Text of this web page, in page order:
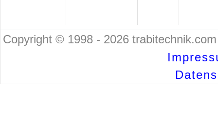
Copyright © 1998 - 2026